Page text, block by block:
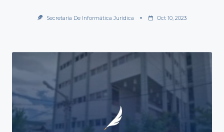
Secretaría De Informática Jurídica Oct 10, 2023